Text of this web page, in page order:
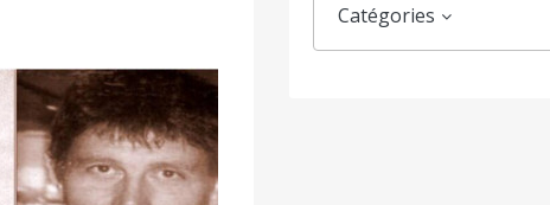
Catégories